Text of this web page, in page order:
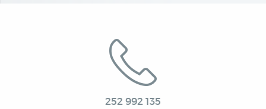
252 992 135